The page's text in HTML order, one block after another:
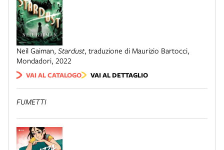
Neil Gaiman, Stardust, traduzione di Maurizio Bartocci,
Mondadori, 2022
VAI AL CATALOGO VAI AL DETTAGLIO
FUMETTI